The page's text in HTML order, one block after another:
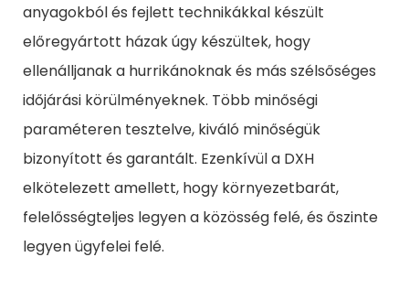
anyagokból és fejlett technikákkal készült
előregyártott házak úgy készültek, hogy
ellenálljanak a hurrikánoknak és más szélsőséges
időjárási körülményeknek. Több minőségi
paraméteren tesztelve, kiváló minőségük
bizonyított és garantált. Ezenkívül a DXH
elkötelezett amellett, hogy környezetbarát,
felelősségteljes legyen a közösség felé, és őszinte
legyen ügyfelei felé.